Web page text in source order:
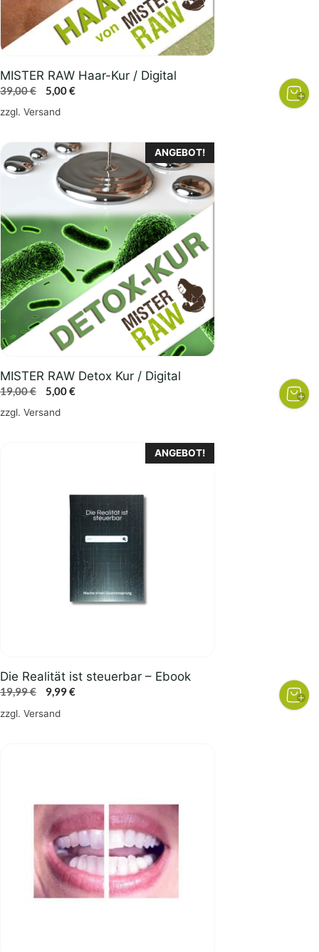
MISTER RAW Haar-Kur / Digital
39,00€
Ursprünglicher
Preis
39,00 €
5,00€Aktueller
5,00 €.
zzgl. Versand
ANGEBOT!
MISTER RAW Detox Kur / Digital
19,00€
Ursprünglicher
Preis
5,00€Aktueller
zzgl. Versand
ANGEBOT!
Die Realität ist steuerbar – Ebook
19,99€
Ursprünglicher
Preis
9,99€Aktueller
zzgl. Versand